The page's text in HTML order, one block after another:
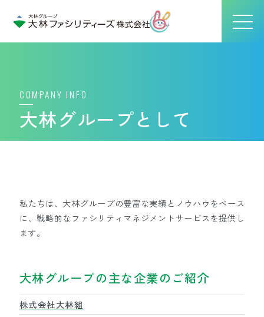
大林グループとして
私たちは、大林グループの豊富な実績とノウハウをベース
に、戦略的なファシリティマネジメントサービスを提供し
ます。
大林グループの主な企業のご紹介
株式会社大林組